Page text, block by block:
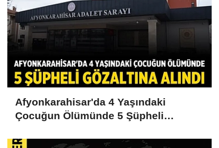
Afyonkarahisar'da 4 Yaşındaki
Çocuğun Ölümünde 5 Şüpheli